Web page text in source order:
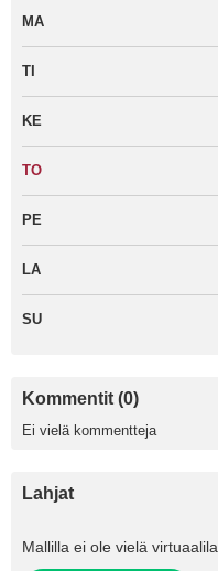
MA
TI
KE
TO
PE
LA
SU
Kommentit (0)
Ei vielä kommentteja
Lahjat
Mallilla ei ole vielä